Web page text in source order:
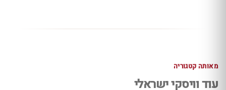
מאותה קטגוריה
עוד וויסקי ישראלי